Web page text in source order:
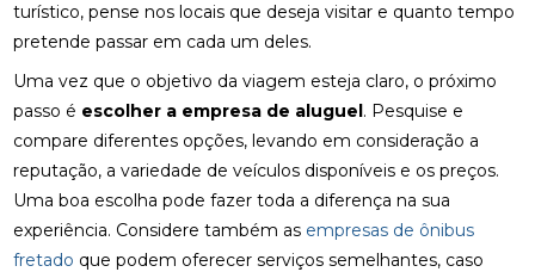
turístico, pense nos locais que deseja visitar e quanto tempo
pretende passar em cada um deles.
Uma vez que o objetivo da viagem esteja claro, o próximo
passo é escolher a empresa de aluguel. Pesquise e
compare diferentes opções, levando em consideração a
reputação, a variedade de veículos disponíveis e os preços.
Uma boa escolha pode fazer toda a diferença na sua
experiência. Considere também as empresas de ônibus
fretado que podem oferecer serviços semelhantes, caso